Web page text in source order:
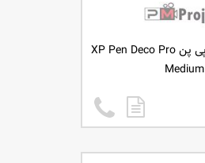
قلم نوری ایکس پی پن XP Pen Deco Pro
Medium